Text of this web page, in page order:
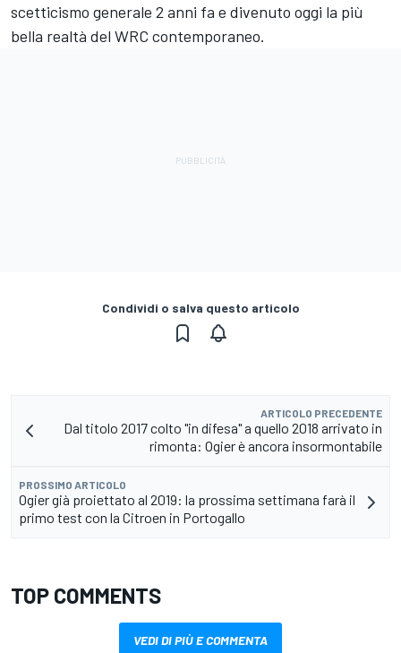
scetticismo generale 2 anni fa e divenuto oggi la più
bella realtà del WRC contemporaneo.
Condividi o salva questo articolo
ARTICOLO PRECEDENTE
Dal titolo 2017 colto "in difesa" a quello 2018 arrivato in
rimonta: Ogier è ancora insormontabile
PROSSIMO ARTICOLO
Ogier già proiettato al 2019: la prossima settimana farà il
primo test con la Citroen in Portogallo
TOP COMMENTS
VEDI DI PIÙ E COMMENTA